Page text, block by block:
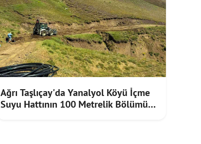
Ağrı Taşlıçay'da Yanalyol Köyü İçme
Suyu Hattının 100 Metrelik Bölümü